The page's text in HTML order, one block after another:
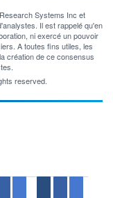
Systems Inc et
Il est rappelé qu'en
ni exercé un pouvoir
A toutes fins utiles, les
création de ce consensus
reserved.